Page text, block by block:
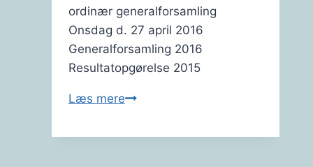
ordinær generalforsamling
Onsdag d. 27 april 2016
Generalforsamling 2016
Resultatopgørelse 2015
Læs mereGeneralforsamling